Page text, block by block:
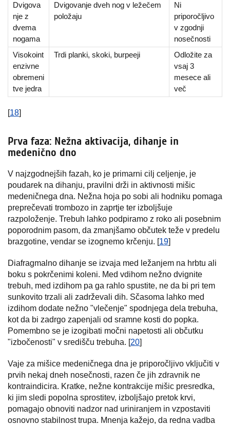
Dvigova
nje z
dvema
nogama
Dvigovanje dveh nog v ležečem
položaju
Ni
priporočljivo
v zgodnji
nosečnosti
Visokoint
enzivne
obremeni
tve jedra
Trdi planki, skoki, burpeeji
Odložite za
vsaj 3
mesece ali
več
[18]
Prva faza: Nežna aktivacija, dihanje in
medenično dno
V najzgodnejših fazah, ko je primarni cilj celjenje, je
poudarek na dihanju, pravilni drži in aktivnosti mišic
medeničnega dna. Nežna hoja po sobi ali hodniku pomaga
preprečevati trombozo in zaprtje ter izboljšuje
razpoloženje. Trebuh lahko podpiramo z roko ali posebnim
poporodnim pasom, da zmanjšamo občutek teže v predelu
brazgotine, vendar se izognemo krčenju. [19]
Diafragmalno dihanje se izvaja med ležanjem na hrbtu ali
boku s pokrčenimi koleni. Med vdihom nežno dvignite
trebuh, med izdihom pa ga rahlo spustite, ne da bi pri tem
sunkovito trzali ali zadrževali dih. Sčasoma lahko med
izdihom dodate nežno "vlečenje" spodnjega dela trebuha,
kot da bi zadrgo zapenjali od sramne kosti do popka.
Pomembno se je izogibati močni napetosti ali občutku
"izbočenosti" v središču trebuha. [20]
Vaje za mišice medeničnega dna je priporočljivo vključiti v
prvih nekaj dneh nosečnosti, razen če jih zdravnik ne
kontraindicira. Kratke, nežne kontrakcije mišic presredka,
ki jim sledi popolna sprostitev, izboljšajo pretok krvi,
pomagajo obnoviti nadzor nad uriniranjem in vzpostaviti
osnovno stabilnost trupa. Mnenja kažejo, da redna vadba